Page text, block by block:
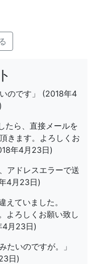
のです」 (2018年4
たら、直接メールを
きます。よろしくお
年4月23日)
アドレスエラーで送
4月23日)
ていました。
よろしくお願い致し
4月23日)
たいのですが。」
日)